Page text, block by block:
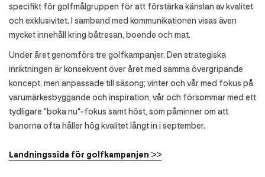
specifikt för golfmålgruppen för att förstärka känslan av kvalitet
och exklusivitet. I samband med kommunikationen visas även
mycket innehåll kring båtresan, boende och mat.
Under året genomförs tre golfkampanjer. Den strategiska
inriktningen är konsekvent över året med samma övergripande
koncept, men anpassade till säsong; vinter och vår med fokus på
varumärkesbyggande och inspiration, vår och försommar med ett
tydligare ”boka nu”-fokus samt höst, som påminner om att
banorna ofta håller hög kvalitet långt in i september.
Landningssida för golfkampanjen >>